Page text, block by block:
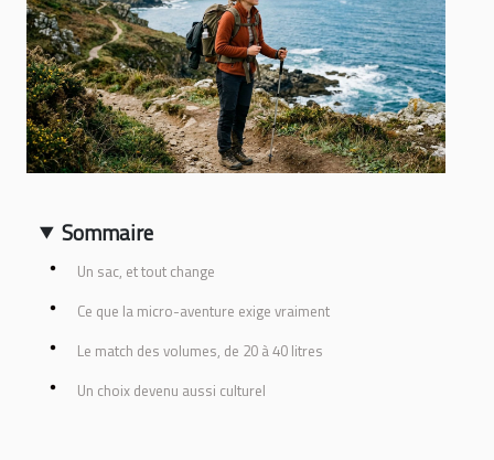
Sommaire
Un sac, et tout change
Ce que la micro-aventure exige vraiment
Le match des volumes, de 20 à 40 litres
Un choix devenu aussi culturel